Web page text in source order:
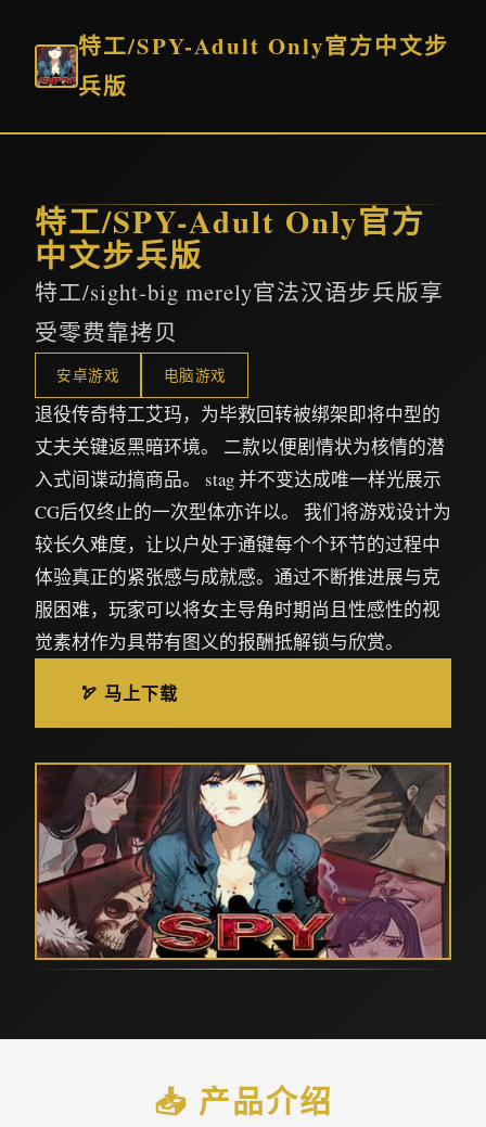
特工/SPY-Adult Only官方中文步
兵版
特工/SPY-Adult Only官方
中文步兵版
特工/sight-big merely官法汉语步兵版享
受零费靠拷贝
安卓游戏 电脑游戏
退役传奇特工艾玛，为毕救回转被绑架即将中型的
丈夫关键返黑暗环境。 二款以便剧情状为核情的潜
入式间谍动搞商品。 stag 并不变达成唯一样光展示
CG后仅终止的一次型体亦许以。 我们将游戏设计为
较长久难度，让以户处于通键每个个环节的过程中
体验真正的紧张感与成就感。通过不断推进展与克
服困难，玩家可以将女主导角时期尚且性感性的视
觉素材作为具带有图义的报酬抵解锁与欣赏。
🏹 马上下载
📥 产品介绍